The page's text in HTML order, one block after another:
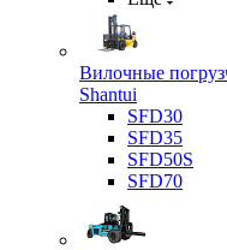
Вилочные
Shantui
SFD30
SFD35
SFD50S
SFD70